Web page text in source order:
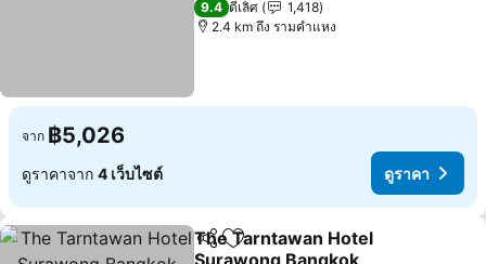
9.4 ดีเลิศ
1,418
2.4 km ถึง รามคำแหง
จาก ฿5,026
ดูราคาจาก 4 เว็บไซต์ ดูราคา
แชร์ เพิ่มในรายการโปรด
The Tarntawan Hotel
Surawong Bangkok